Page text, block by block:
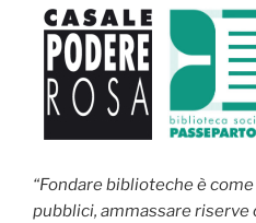
“Fondare biblioteche è
pubblici, ammassare riserve